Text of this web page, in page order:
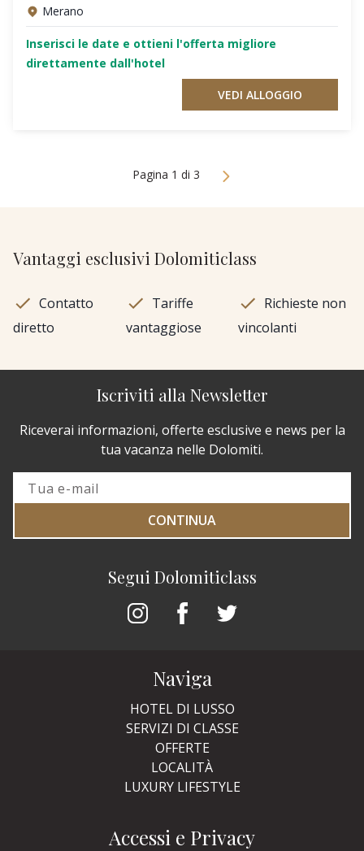
Merano
Inserisci le date e ottieni l'offerta migliore
direttamente dall'hotel
VEDI ALLOGGIO
Pagina 1 di 3
Vantaggi esclusivi Dolomiticlass
Contatto
diretto
Tariffe
vantaggiose
Richieste non
vincolanti
Segui Dolomiticlass
Iscriviti alla Newsletter
Riceverai informazioni, offerte esclusive e news per la
tua vacanza nelle Dolomiti.
CONTINUA
Naviga
HOTEL DI LUSSO
SERVIZI DI CLASSE
OFFERTE
LOCALITÀ
LUXURY LIFESTYLE
Accessi e Privacy